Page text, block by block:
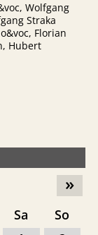
Wolfgang
Straka
Florian
Hubert
»
Sa
So